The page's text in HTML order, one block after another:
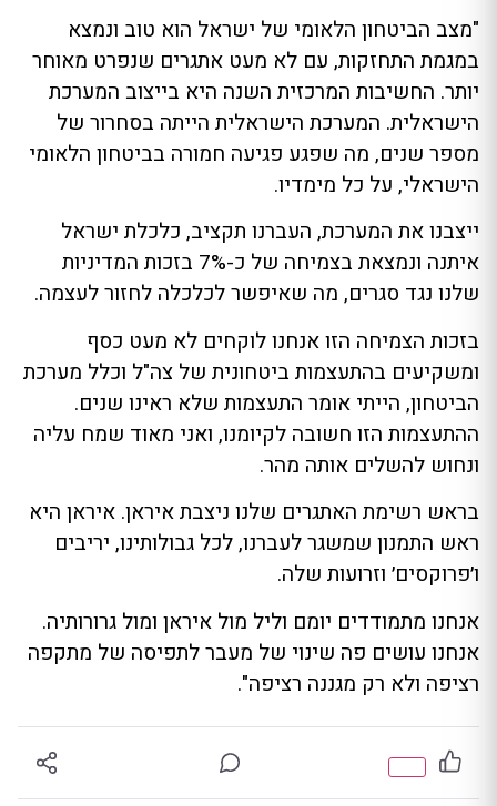
"מצב הביטחון הלאומי של ישראל הוא טוב ונמצא
במגמת התחזקות, עם לא מעט אתגרים שנפרט מאוחר
יותר. החשיבות המרכזית השנה היא בייצוב המערכת
הישראלית. המערכת הישראלית הייתה בסחרור של
מספר שנים, מה שפגע פגיעה חמורה בביטחון הלאומי
הישראלי, על כל מימדיו.
ייצבנו את המערכת, העברנו תקציב, כלכלת ישראל
איתנה ונמצאת בצמיחה של כ-7% בזכות המדיניות
שלנו נגד סגרים, מה שאיפשר לכלכלה לחזור לעצמה.
בזכות הצמיחה הזו אנחנו לוקחים לא מעט כסף
ומשקיעים בהתעצמות ביטחונית של צה"ל וכלל מערכת
הביטחון, הייתי אומר התעצמות שלא ראינו שנים.
ההתעצמות הזו חשובה לקיומנו, ואני מאוד שמח עליה
ונחוש להשלים אותה מהר.
בראש רשימת האתגרים שלנו ניצבת איראן. איראן היא
ראש התמנון שמשגר לעברנו, לכל גבולותינו, יריבים
ו׳פרוקסים׳ וזרועות שלה.
אנחנו מתמודדים יומם וליל מול איראן ומול גרורותיה.
אנחנו עושים פה שינוי של מעבר לתפיסה של מתקפה
רציפה ולא רק מגננה רציפה".